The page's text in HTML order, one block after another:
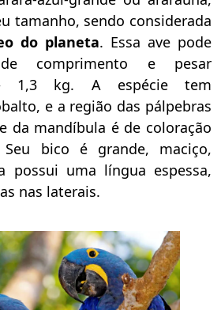
tamanho, sendo considerada
do planeta. Essa ave pode
comprimento e pesar
1,3 kg. A espécie tem
e a região das pálpebras
da mandíbula é de coloração
Seu bico é grande, maciço,
possui uma língua espessa,
nas laterais.